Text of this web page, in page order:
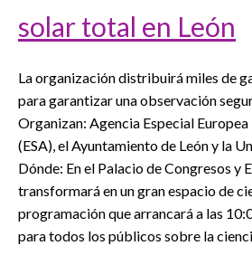
solar total en León
La organización distribuirá miles de
para garantizar una observación
Organizan: Agencia Especial Europea
(ESA), el Ayuntamiento de León y la
Dónde: En el Palacio de Congresos y
transformará en un gran espacio de
programación que arrancará a las
para todos los públicos sobre la